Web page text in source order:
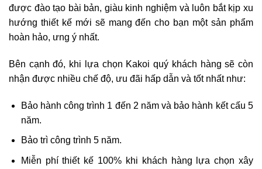
được đào tạo bài bản, giàu kinh nghiệm và luôn bắt kịp xu
hướng thiết kế mới sẽ mang đến cho bạn một sản phẩm
hoàn hảo, ưng ý nhất.
Bên cạnh đó, khi lựa chọn Kakoi quý khách hàng sẽ còn
nhận được nhiều chế độ, ưu đãi hấp dẫn và tốt nhất như:
Bảo hành công trình 1 đến 2 năm và bảo hành kết cấu 5
năm.
Bảo trì công trình 5 năm.
Miễn phí thiết kế 100% khi khách hàng lựa chọn xây